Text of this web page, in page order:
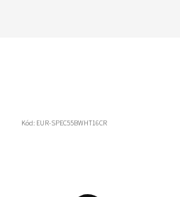
Kód: EUR-SPEC55BWHT16CR